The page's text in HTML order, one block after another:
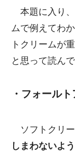
本題に入り
ムで例えてわ
トクリームが
と思って読ん
・フォール
ソフトクリ
しまわないよ